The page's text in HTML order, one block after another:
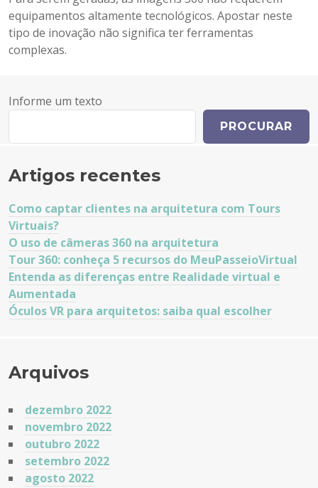
equipamentos altamente tecnológicos. Apostar neste
tipo de inovação não significa ter ferramentas
complexas.
Informe um texto
PROCURAR
Artigos recentes
Como captar clientes na arquitetura com Tours
Virtuais?
O uso de câmeras 360 na arquitetura
Tour 360: conheça 5 recursos do MeuPasseioVirtual
Entenda as diferenças entre Realidade virtual e
Aumentada
Óculos VR para arquitetos: saiba qual escolher
Arquivos
dezembro 2022
novembro 2022
outubro 2022
setembro 2022
agosto 2022